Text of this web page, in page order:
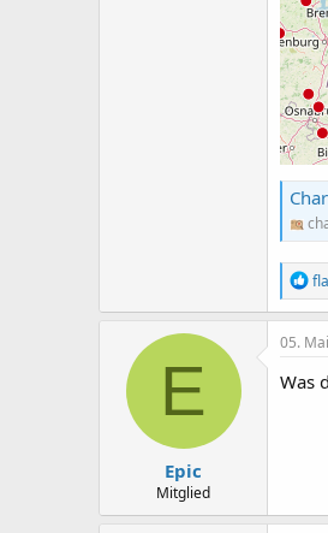
R
e
a
k
i
o
E
Epic
Mitglied
05.
Was